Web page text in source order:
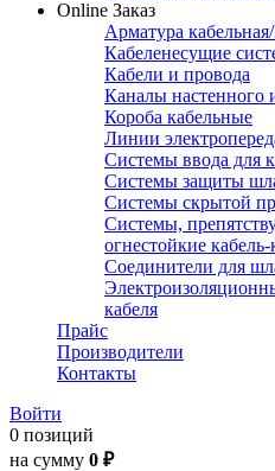
Online Заказ
Арматура
Кабеленесущие
Кабели и провода
Каналы настенного
Короба кабельные
Линии
Системы ввода для
Системы защиты
Системы скрытой
Системы,
огнестойкие
Соединители для
кабеля
Прайс
Производители
Контакты
Войти
0 позиций
на сумму 0 ₽